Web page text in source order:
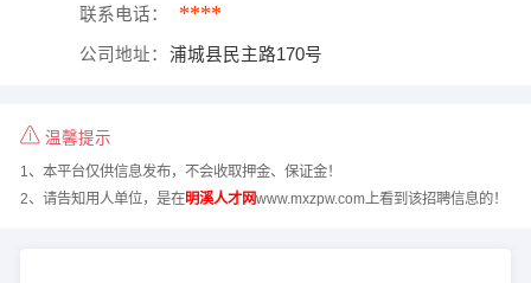
联系电话： ****
公司地址： 浦城县民主路170号
温馨提示
1、本平台仅供信息发布，不会收取押金、保证金！
2、请告知用人单位，是在明溪人才网www.mxzpw.com上看到该招聘信息的！